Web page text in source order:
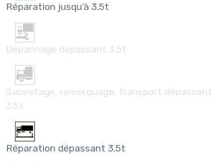
Réparation jusqu’à 3.5t
Dépannage dépassant 3.5t
Sauvetage, remorquage, transport dépassant
3.5t
Réparation dépassant 3.5t